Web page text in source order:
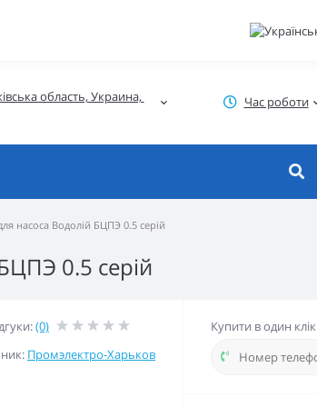
область, Украина, Час роботи
насоса Водолій БЦПЭ 0.5 серій
0.5 серій
(0)
Промэлектро-Харьков
Купити в один клік